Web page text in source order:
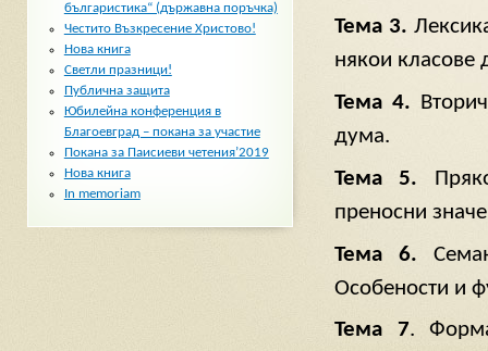
Тема 3.
някои класове
Тема 4.
дума.
Тема 5.
преносни
Тема 6.
Особености и
Тема 7.
българистика“ (държавна поръчка)
Честито Възкресение Христово!
Нова книга
Светли празници!
Публична защита
Юбилейна конференция в
Благоевград – покана за участие
Покана за Паисиеви четения’2019
Нова книга
In memoriam